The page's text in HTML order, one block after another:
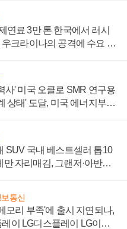
연료 3만 톤 한국에서 러시
우크라이나의 공격에 수요 늘
사' 미국 오클로 SMR 연구용
상태' 도달, 미국 에너지부
SUV 국내 베스트셀러 톱10
만 자리매김, 그랜저·아반떼
보통신
모리 부족'에 출시 지연되나,
이 LG디스플레이 LG이노